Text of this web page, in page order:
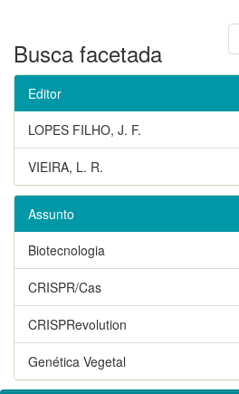
Busca facetada
Editor
LOPES FILHO, J. F.
VIEIRA, L. R.
Assunto
Biotecnologia
CRISPR/Cas
CRISPRevolution
Genética Vegetal